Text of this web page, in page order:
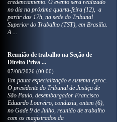
credenciamento. O evento será realizado
no dia na próxima quarta-feira (12), a
partir das 17h, na sede do Tribunal
Superior do Trabalho (TST), em Brasília.
A ...
Reunião de trabalho na Seção de
Direito Priva ...
07/08/2026 (00:00)
Em pauta especialização e sistema eproc.
O presidente do Tribunal de Justiça de
São Paulo, desembargador Francisco
Eduardo Loureiro, conduziu, ontem (6),
no Gade 9 de Julho, reunião de trabalho
com os magistrados da